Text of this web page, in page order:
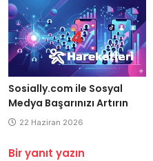
Sosially.com ile Sosyal
Medya Başarınızı Artırın
22 Haziran 2026
Bir yanıt yazın